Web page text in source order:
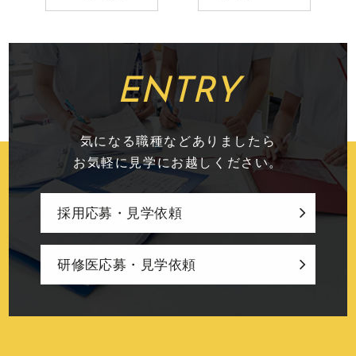
ENTRY
気になる職種などありましたら
お気軽に見学にお越しください。
採用応募・見学依頼
研修医応募・見学依頼